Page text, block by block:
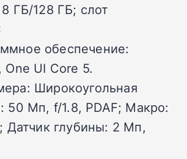
ГБ/128 ГБ; слот
обеспечение:
UI Core 5.
Широкоугольная
50 Мп, f/1.8, PDAF; Макро:
глубины: 2 Мп,